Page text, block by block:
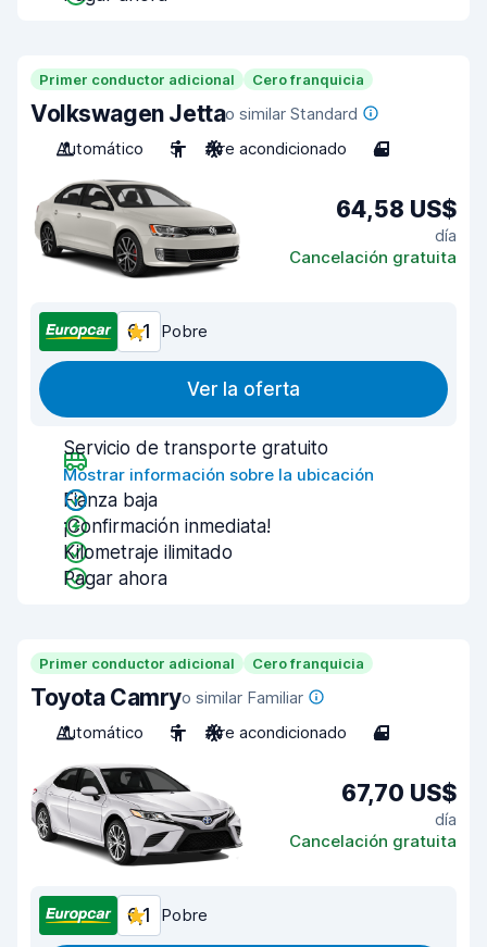
Primer conductor adicional Cero franquicia
Volkswagen Jettao similar Standard
Automático
5 Aire acondicionado 4
64,58 US$
día
Cancelación gratuita
6,1 Pobre
Ver la oferta
Servicio de transporte gratuito
Mostrar información sobre la ubicación
Fianza baja
¡Confirmación inmediata!
Kilometraje ilimitado
Pagar ahora
Primer conductor adicional Cero franquicia
Toyota Camryo similar Familiar
Automático
5 Aire acondicionado 4
67,70 US$
día
Cancelación gratuita
6,1 Pobre